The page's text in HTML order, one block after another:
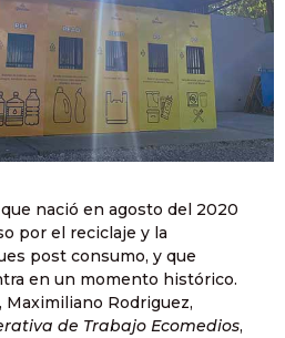
nació en agosto del 2020
por el reciclaje y la
post consumo, y que
en un momento histórico.
Maximiliano Rodriguez,
de Trabajo Ecomedios,